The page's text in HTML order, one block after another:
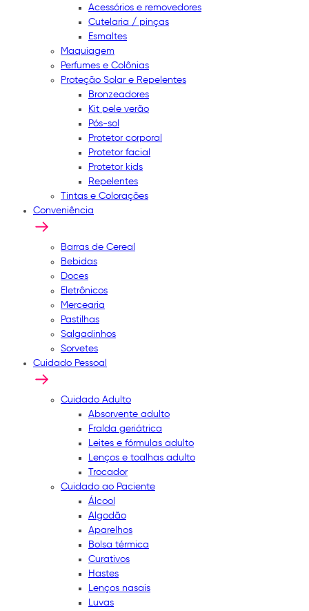
Acessórios e removedores
Cutelaria / pinças
Esmaltes
Maquiagem
Perfumes e Colônias
Proteção Solar e Repelentes
Bronzeadores
Kit pele verão
Pós-sol
Protetor corporal
Protetor facial
Protetor kids
Repelentes
Tintas e Colorações
Conveniência
Barras de Cereal
Bebidas
Doces
Eletrônicos
Mercearia
Pastilhas
Salgadinhos
Sorvetes
Cuidado Pessoal
Cuidado Adulto
Absorvente adulto
Fralda geriátrica
Leites e fórmulas adulto
Lenços e toalhas adulto
Trocador
Cuidado ao Paciente
Álcool
Algodão
Aparelhos
Bolsa térmica
Curativos
Hastes
Lenços nasais
Luvas